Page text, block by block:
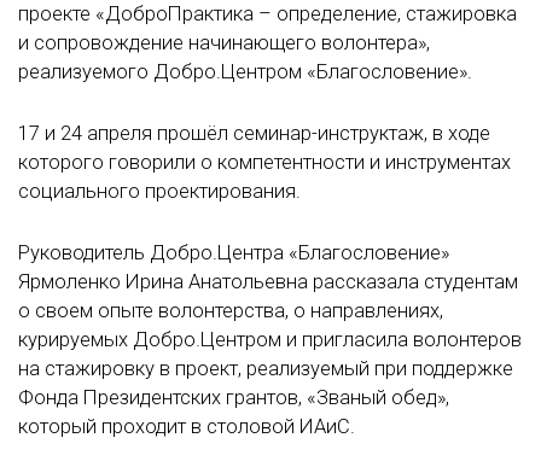
проекте «ДоброПрактика – определение, стажировка
и сопровождение начинающего волонтера»,
реализуемого Добро.Центром «Благословение».
17 и 24 апреля прошёл семинар-инструктаж, в ходе
которого говорили о компетентности и инструментах
социального проектирования.
Руководитель Добро.Центра «Благословение»
Ярмоленко Ирина Анатольевна рассказала студентам
о своем опыте волонтерства, о направлениях,
курируемых Добро.Центром и пригласила волонтеров
на стажировку в проект, реализуемый при поддержке
Фонда Президентских грантов, «Званый обед»,
который проходит в столовой ИАиС.